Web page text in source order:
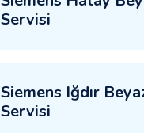
Servisi
Siemens Iğdır
Servisi